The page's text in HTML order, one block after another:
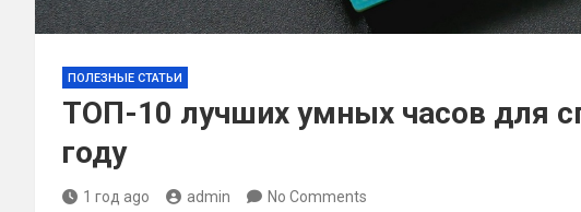
ПОЛЕЗНЫЕ СТАТЬИ
ТОП-10 лучших умных часов для
году
1 год ago admin No Comments